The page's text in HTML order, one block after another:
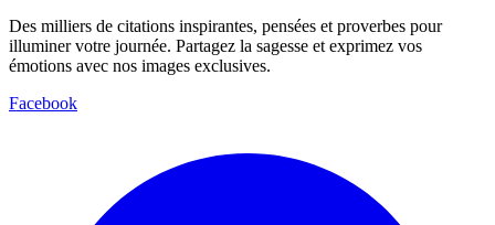
Des milliers de citations inspirantes, pensées et proverbes pour
illuminer votre journée. Partagez la sagesse et exprimez vos
émotions avec nos images exclusives.
Facebook